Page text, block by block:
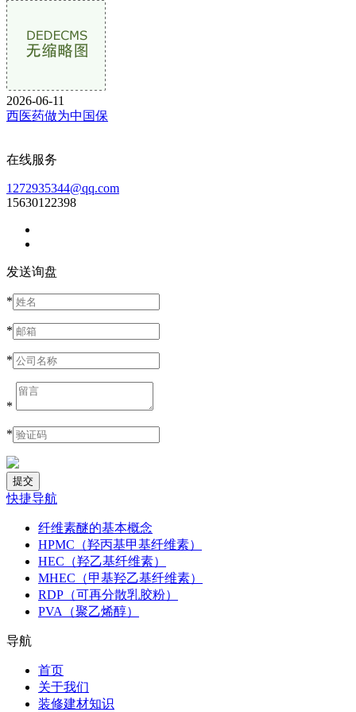
2026-06-11
西医药做为中国保
在线服务
1272935344@qq.com
15630122398
发送询盘
*
*
*
*
*
快捷导航
纤维素醚的基本概念
HPMC（羟丙基甲基纤维素）
HEC（羟乙基纤维素）
MHEC（甲基羟乙基纤维素）
RDP（可再分散乳胶粉）
PVA（聚乙烯醇）
导航
首页
关于我们
装修建材知识